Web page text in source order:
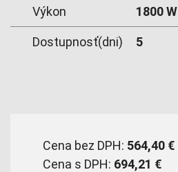
Výkon 1800 W
Dostupnosť(dni) 5
Cena bez DPH: 564,40 €
Cena s DPH: 694,21 €